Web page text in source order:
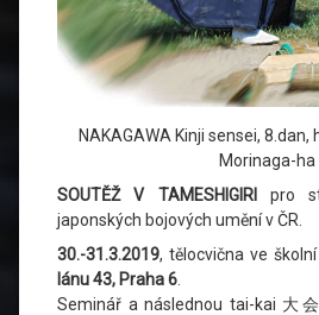
NAKAGAWA Kinji sensei,
Morinaga-ha
SOUTĚŽ V TAMESHIGIRI
pro
japonských bojových umění v ČR.
30.-31.3.2019, tělocvična ve
lánu 43, Praha 6
Seminář a následnou tai-kai 大